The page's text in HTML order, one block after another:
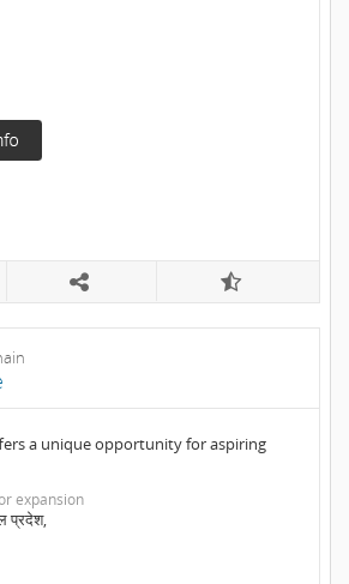
a unique opportunity for aspiring
expansion
प्रदेश,